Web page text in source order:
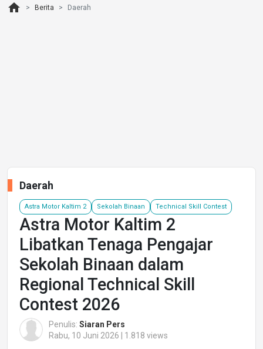
home Berita Daerah
Daerah
Astra Motor Kaltim 2 Sekolah Binaan Technical Skill Contest
Astra Motor Kaltim 2
Libatkan Tenaga Pengajar
Sekolah Binaan dalam
Regional Technical Skill
Contest 2026
Penulis: Siaran Pers
Rabu, 10 Juni 2026 | 1.818 views